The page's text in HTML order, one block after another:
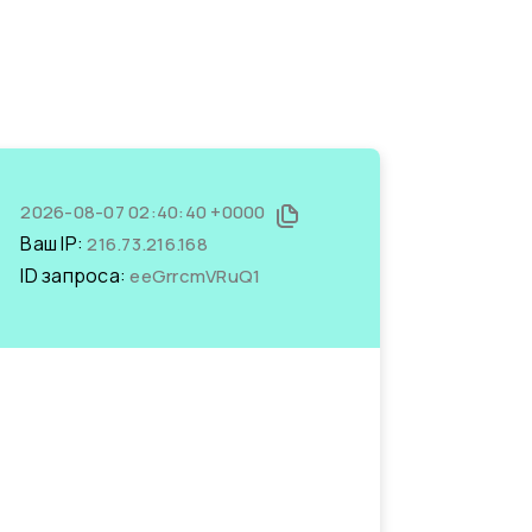
2026-08-07 02:40:40 +0000
Ваш IP:216.73.216.168
ID запроса:eeGrrcmVRuQ1